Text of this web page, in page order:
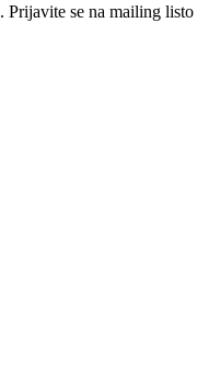
. Prijavite se na mailing listo